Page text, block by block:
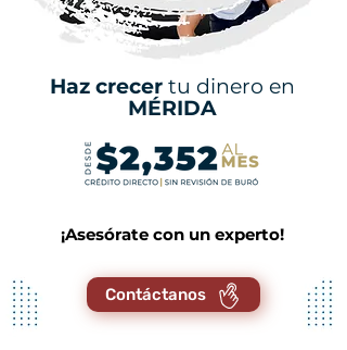
Haz crecer tu dinero en
MÉRIDA
¡Asesórate con un experto!
Contáctanos